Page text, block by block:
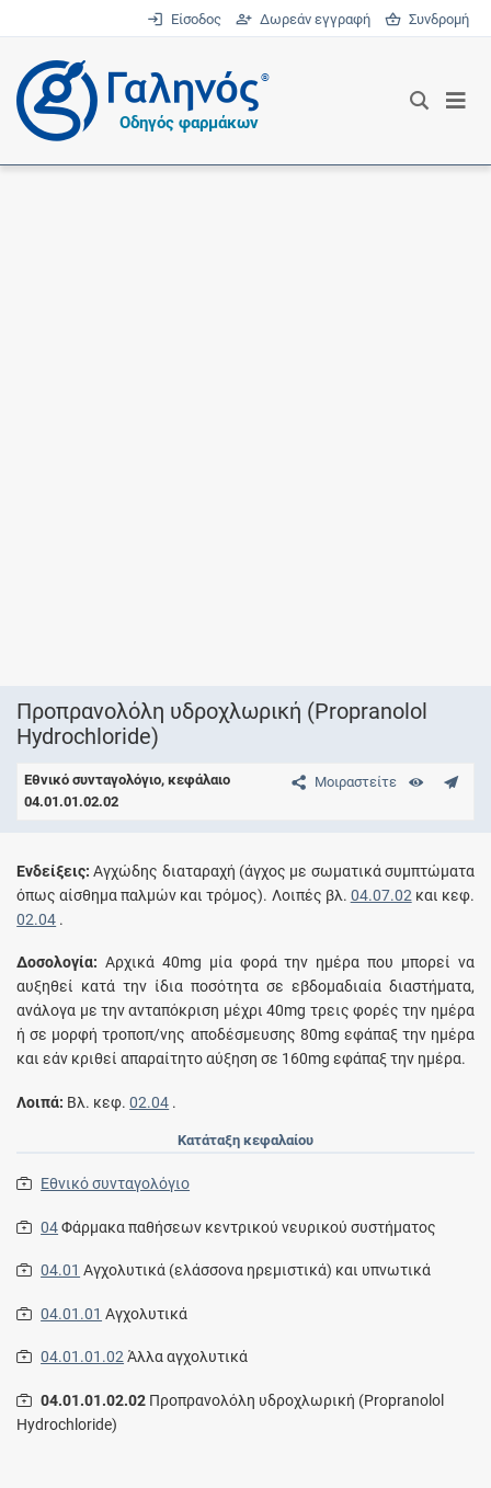
Είσοδος Δωρεάν εγγραφή Συνδρομή
®
Οδηγός φαρμάκων
Προπρανολόλη υδροχλωρική (Propranolol
Hydrochloride)
Μοιραστείτε
Εθνικό συνταγολόγιο, κεφάλαιο
04.01.01.02.02
Eνδείξεις: Αγχώδης διαταραχή (άγχος με σωματικά συμπτώματα
όπως αίσθημα παλμών και τρόμος). Λοιπές βλ. 04.07.02 και κεφ.
02.04 .
Δοσολογία: Αρχικά 40mg μία φορά την ημέρα που μπορεί να
αυξηθεί κατά την ίδια ποσότητα σε εβδομαδιαία διαστήματα,
ανάλογα με την ανταπόκριση μέχρι 40mg τρεις φορές την ημέρα
ή σε μορφή τροποπ/νης αποδέσμευσης 80mg εφάπαξ την ημέρα
και εάν κριθεί απαραίτητο αύξηση σε 160mg εφάπαξ την ημέρα.
Λοιπά: Bλ. κεφ.02.04 .
Κατάταξη κεφαλαίου
Εθνικό συνταγολόγιο
04Φάρμακα παθήσεων κεντρικού νευρικού συστήματος
04.01 Αγχολυτικά (ελάσσονα ηρεμιστικά) και υπνωτικά
04.01.01 Αγχολυτικά
04.01.01.02Άλλα αγχολυτικά
04.01.01.02.02 Προπρανολόλη υδροχλωρική (Propranolol
Hydrochloride)